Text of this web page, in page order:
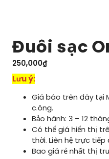
Đuôi sạc
250,000₫
Lưu ý:
Giá báo trên đây tại
c.ông.
Bảo hành: 3 – 12
Có thể giá hiển thị
thời. Liên hệ trực
Bao giá rẻ nhất thị